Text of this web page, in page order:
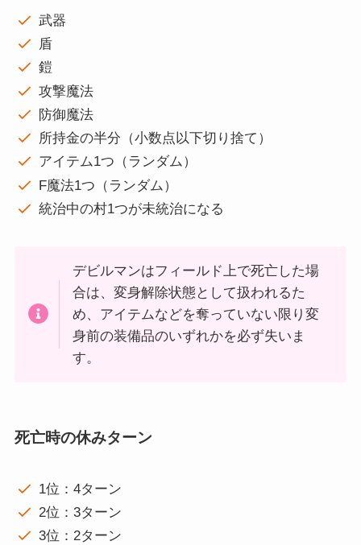
武器
盾
鎧
攻撃魔法
防御魔法
所持金の半分（小数点以下切り捨て）
アイテム1つ（ランダム）
F魔法1つ（ランダム）
統治中の村1つが未統治になる
デビルマンはフィールド上で死亡した場
合は、変身解除状態として扱われるた
め、アイテムなどを奪っていない限り変
身前の装備品のいずれかを必ず失いま
す。
死亡時の休みターン
1位：4ターン
2位：3ターン
3位：2ターン